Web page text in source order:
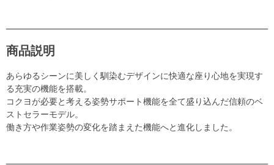
商品説明
あらゆるシーンに美しく馴染むデザインに快適な座り心地を実現す
る充実の機能を搭載。
コクヨが必要と考える姿勢サポート機能を全て盛り込んだ信頼のベ
ストセラーモデル。
働き方や作業姿勢の変化を踏まえた機能へと進化しました。